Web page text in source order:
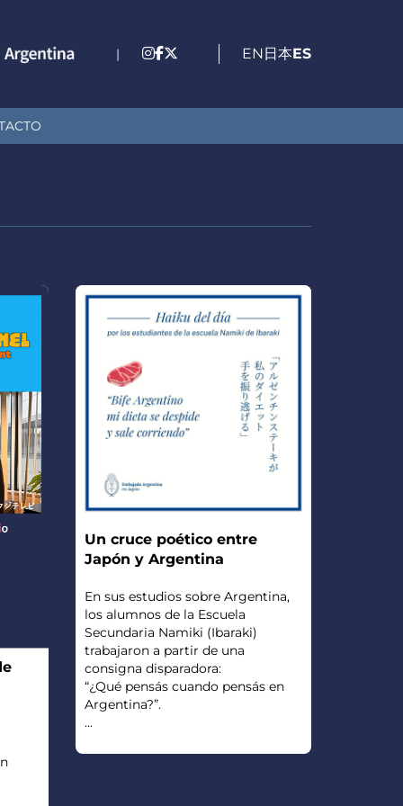
| EN日本ES
Un cruce poético entre
Japón y Argentina
En sus estudios sobre Argentina,
los alumnos de la Escuela
Secundaria Namiki (Ibaraki)
trabajaron a partir de una
consigna disparadora:
“¿Qué pensás cuando pensás en
Argentina?”.
...